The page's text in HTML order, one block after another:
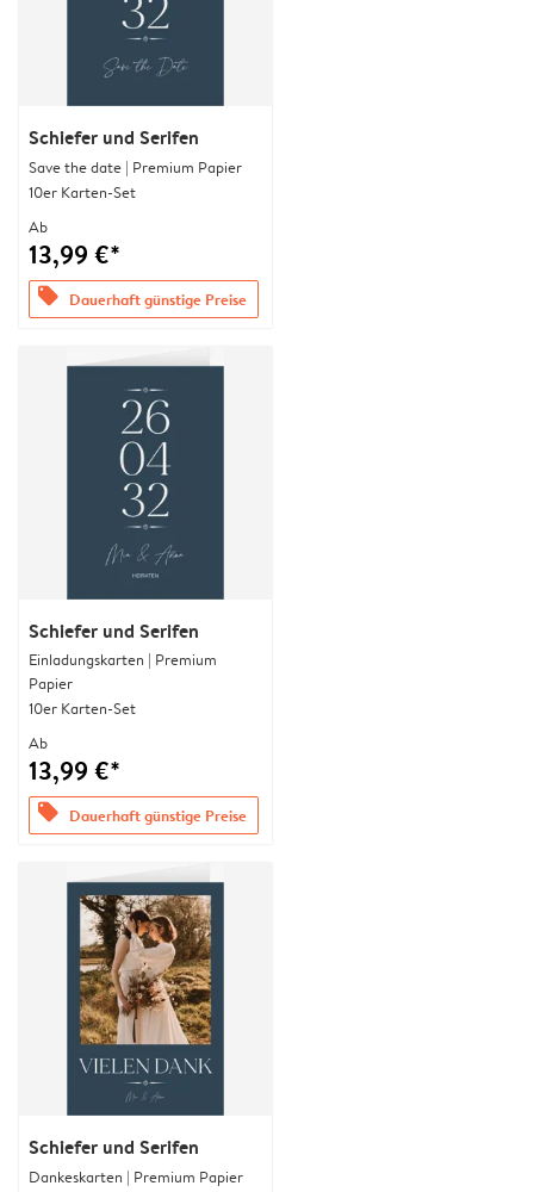
Schiefer und Serifen
Save the date | Premium Papier
10er Karten-Set
Ab
13,99 €*
offers Dauerhaft günstige Preise
Schiefer und Serifen
Einladungskarten | Premium
Papier
10er Karten-Set
Ab
13,99 €*
offers Dauerhaft günstige Preise
Schiefer und Serifen
Dankeskarten | Premium Papier